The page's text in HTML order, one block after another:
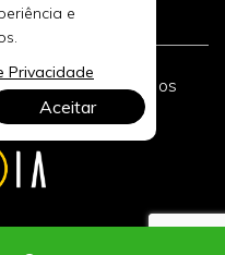
Digital. Todos os
e
Privacidade
Aceitar